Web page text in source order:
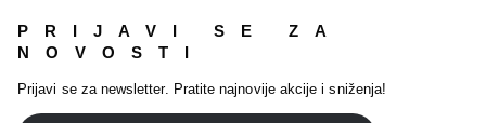
PRIJAVI SE ZA
NOVOSTI
Prijavi se za newsletter. Pratite najnovije akcije i sniženja!